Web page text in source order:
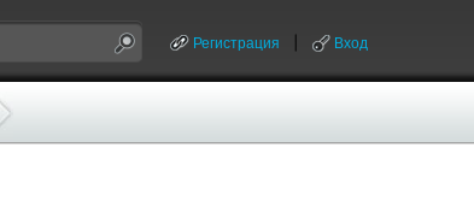
Регистрация Вход